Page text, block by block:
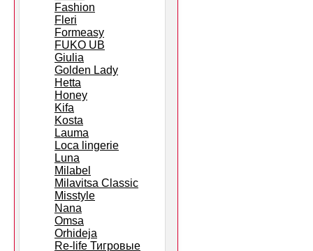
Fashion
Fleri
Formeasy
FUKO UB
Giulia
Golden Lady
Hetta
Honey
Kifa
Kosta
Lauma
Loca lingerie
Luna
Milabel
Milavitsa Classic
Misstyle
Nana
Omsa
Orhideja
Re-life Тигровые